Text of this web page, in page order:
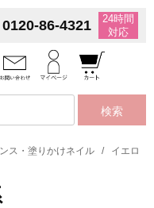
0120-86-4321
24時間
対応
検索
ス・塗りかけネイル /
イエロ